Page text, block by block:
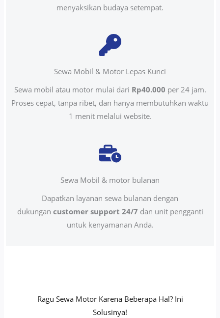
menyaksikan budaya setempat.
Sewa Mobil & Motor Lepas Kunci
Sewa mobil atau motor mulai dari Rp40.000 per 24 jam.
Proses cepat, tanpa ribet, dan hanya membutuhkan waktu
1 menit melalui website.
Sewa Mobil & motor bulanan
Dapatkan layanan sewa bulanan dengan
dukungan customer support 24/7 dan unit pengganti
untuk kenyamanan Anda.
Ragu Sewa Motor Karena Beberapa Hal? Ini
Solusinya!